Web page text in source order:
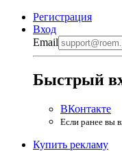
Регистрация
Вход
Email
Быстрый
ВКонтакте
Если ранее вы
Купить рекламу